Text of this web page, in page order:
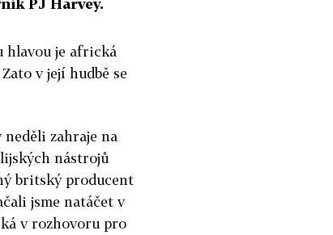
hlavou je africká
v její hudbě se
zahraje na
nástrojů
britský producent
jsme natáčet v
v rozhovoru pro